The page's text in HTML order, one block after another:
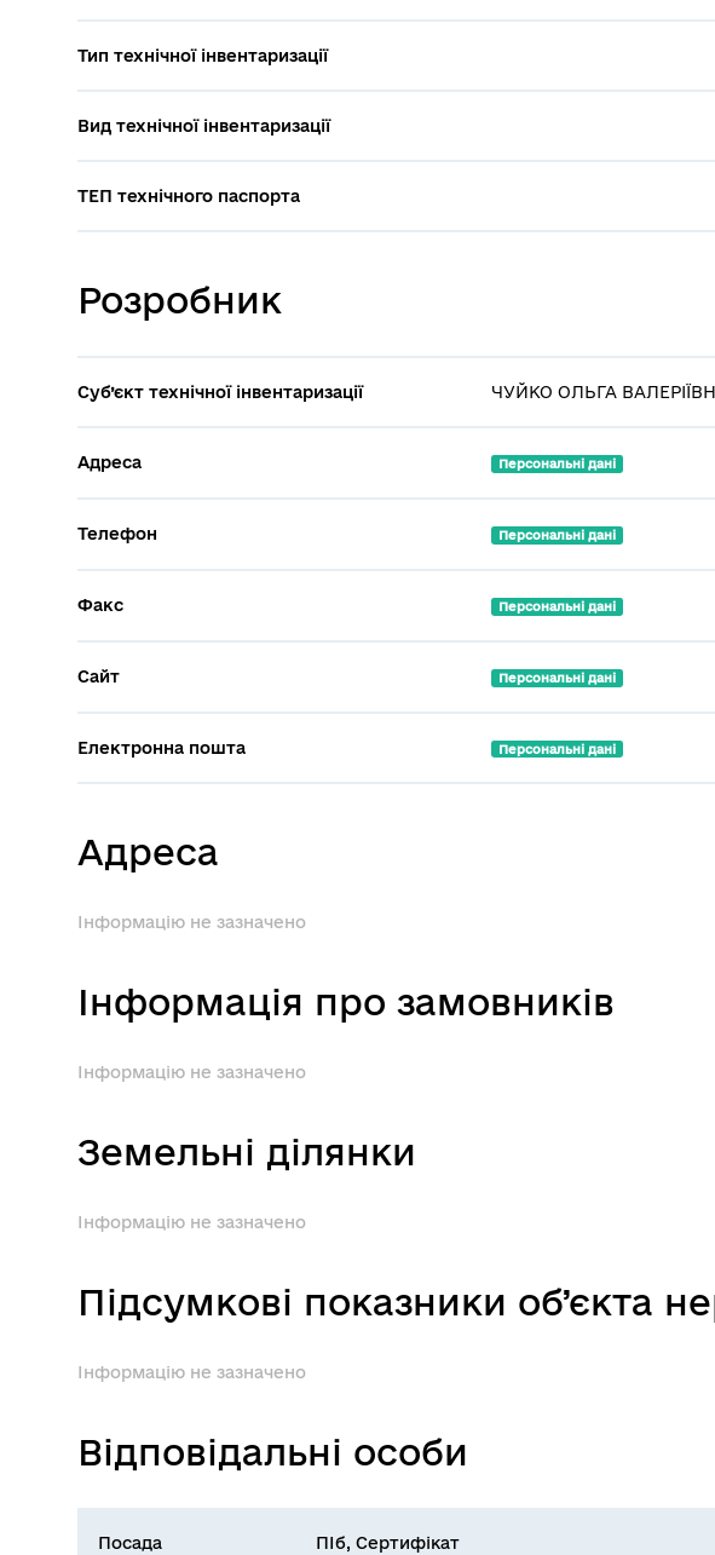
Тип технічної інвентаризації
Вид технічної інвентаризації
ТЕП технічного паспорта
Розробник
Суб’єкт технічної інвентаризації ЧУЙКО ОЛЬГА
Адреса Персональні дані
Телефон Персональні дані
Факс Персональні дані
Сайт Персональні дані
Електронна пошта Персональні дані
Адреса
Інформацію не зазначено
Інформація про замовників
Інформацію не зазначено
Земельні ділянки
Інформацію не зазначено
Підсумкові показники об’єкта
Інформацію не зазначено
Відповідальні особи
Посада ПІб, Сертифікат